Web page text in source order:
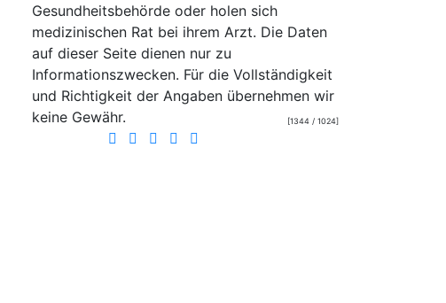
Gesundheitsbehörde oder holen sich
medizinischen Rat bei ihrem Arzt. Die Daten
auf dieser Seite dienen nur zu
Informationszwecken. Für die Vollständigkeit
und Richtigkeit der Angaben übernehmen wir
keine Gewähr.
[1344 / 1024]